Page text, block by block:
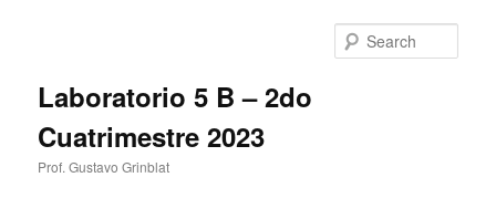
Laboratorio 5 B – 2do
Cuatrimestre 2023
Prof. Gustavo Grinblat